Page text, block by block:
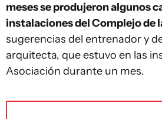
meses se produjeron algunos
instalaciones del Complejo de
sugerencias del entrenador y
arquitecta, que estuvo en las
Asociación durante un mes.